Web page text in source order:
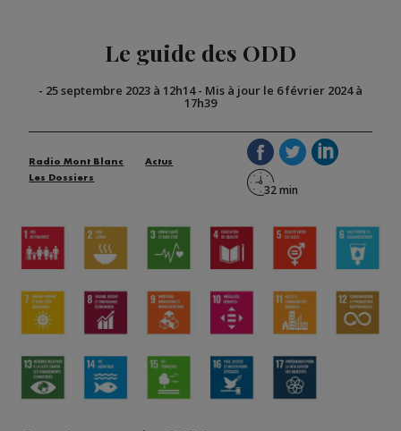
Le guide des ODD
- 25 septembre 2023 à 12h14- Mis à jour le 6 février 2024 à
17h39
Radio Mont Blanc
Actus
Les Dossiers